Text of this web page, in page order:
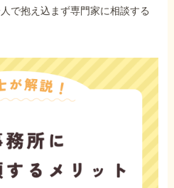
で抱え込まず専門家に相談する